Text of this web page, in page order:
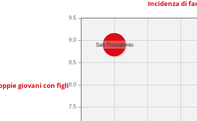
Incidenza di
giovani con figli
7.5
8.0
8.5
9.0
9.5
San Possidonio